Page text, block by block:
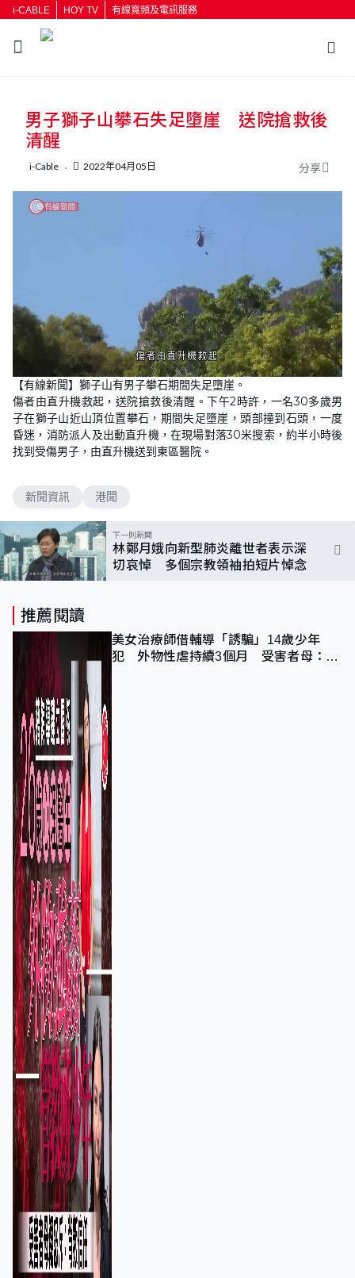
i-CABLE HOY TV 有線寬頻及電訊服務
按輸入鍵開始搜尋
男子獅子山攀石失足墮崖 送院搶救後
清醒
i-Cable 2022年04月05日 分享
U
n
m
u
t
e
L
o
a
d
e
d
1
0
0
【有線新聞】獅子山有男子攀石期間失足墮崖。
傷者由直升機救起，送院搶救後清醒。下午2時許，一名30多歲男
子在獅子山近山頂位置攀石，期間失足墮崖，頭部撞到石頭，一度
昏迷，消防派人及出動直升機，在現場對落30米搜索，約半小時後
找到受傷男子，由直升機送到東區醫院。
新聞資訊 港聞
下一則新聞
林鄭月娥向新型肺炎離世者表示深
切哀悼 多個宗教領袖拍短片悼念
推薦閱讀
美女治療師借輔導「誘騙」14歲少年
犯 外物性虐持續3個月 受害者母：要